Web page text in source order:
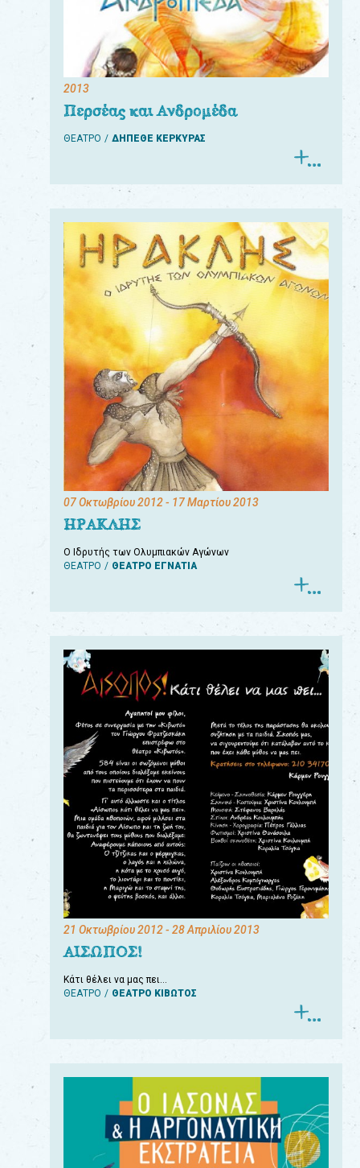
2013
Περσέας και Ανδρομέδα
ΘΕΑΤΡΟ ΔΗΠΕΘΕ ΚΕΡΚΥΡΑΣ
07 Οκτωβρίου 2012- 17 Μαρτίου 2013
ΗΡΑΚΛΗΣ
Ο Ιδρυτής των Ολυμπιακών Αγώνων
ΘΕΑΤΡΟ
ΘΕΑΤΡΟ ΕΓΝΑΤΙΑ
21 Οκτωβρίου 2012- 28 Απριλίου 2013
ΑΙΣΩΠΟΣ!
Κάτι θέλει να μας πει…
ΘΕΑΤΡΟ
ΘΕΑΤΡΟ ΚΙΒΩΤΟΣ